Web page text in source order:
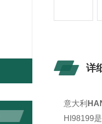
详
意大利
HI98199